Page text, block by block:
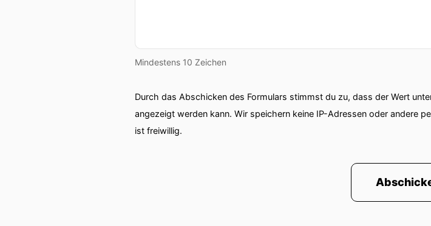
Mindestens 10 Zeichen
Durch das Abschicken des Formulars stimmst du zu, dass der Wert
angezeigt werden kann. Wir speichern keine IP-Adressen oder andere
ist freiwillig.